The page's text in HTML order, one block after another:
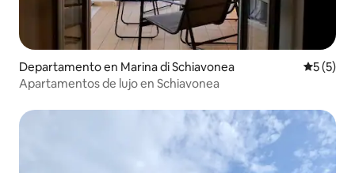
Departamento en Marina di Schiavonea
5 (5)
Apartamentos de lujo en Schiavonea